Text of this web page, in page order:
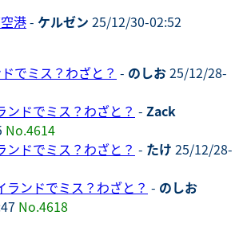
港- ケルゼン 25/12/30-02:52
でミス？わざと？ - のしお25/12/28-
ンドでミス？わざと？ - Zack
No.4614
ンドでミス？わざと？ - たけ 25/12/28-
ランドでミス？わざと？ - のしお
No.4618